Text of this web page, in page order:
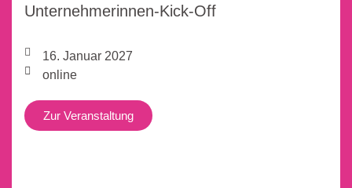
Unternehmerinnen-Kick-Off
16. Januar 2027
online
Zur Veranstaltung